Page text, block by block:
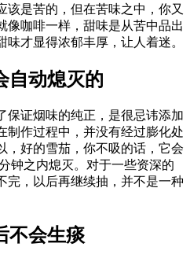
该是苦的，但在苦味之中，你又
像咖啡一样，甜味是从苦中品出
才显得浓郁丰厚，让人着迷。
自动熄灭的
保证烟味的纯正，是很忌讳添加
制作过程中，并没有经过膨化处
，好的雪茄，你不吸的话，它会
钟之内熄灭。对于一些资深的
完，以后再继续抽，并不是一种
不会生痰